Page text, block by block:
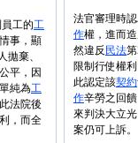
法官審理時
作權，進而
然違反 民法
限制行使權
此認定該契約
作辛勞之回
來判決大立
案仍可上訴。
員工的工
事，顯
拋棄、
平，因
純為工
法院後
，而全